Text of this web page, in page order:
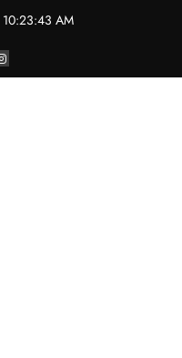
10:23:44 AM